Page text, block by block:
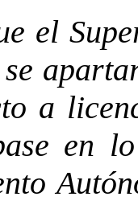
el
a
en